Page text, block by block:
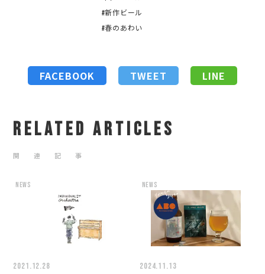
#新作ビール
#春のあわい
FACEBOOK TWEET LINE
RELATED ARTICLES
関 連 記 事
news
2021.12.28
news
2024.11.13